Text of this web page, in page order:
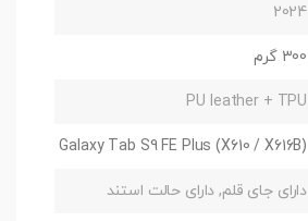
2024
300 گرم
PU leather + TPU
Galaxy Tab S9 FE Plus (X610 / X616B)
دارای جای قلم, دارای حالت استند